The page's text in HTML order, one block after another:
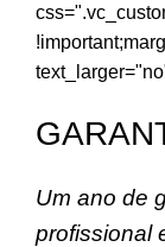
Um ano de
profissional